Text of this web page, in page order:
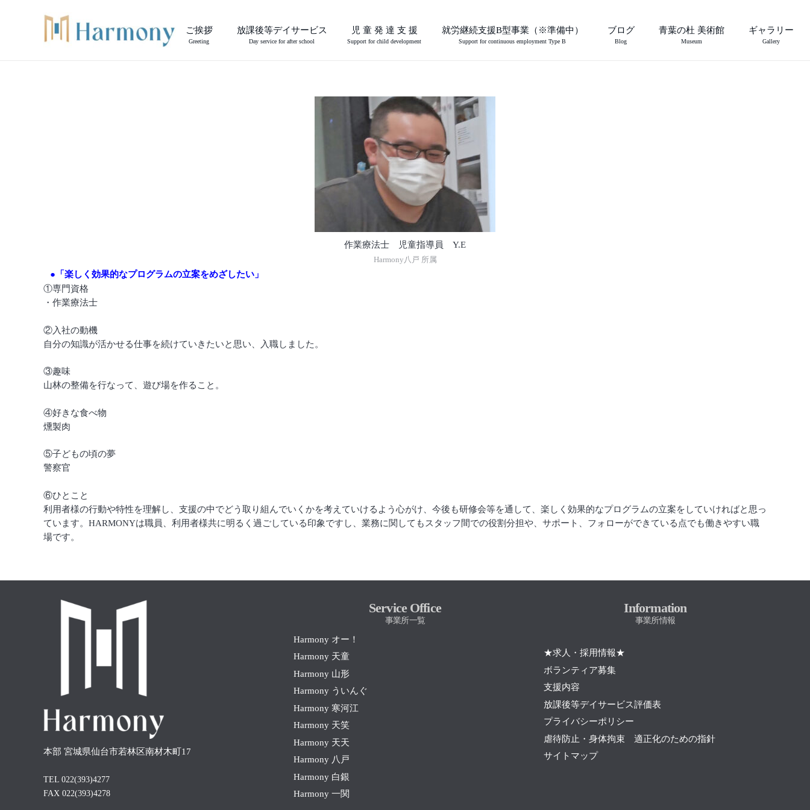
ご挨拶
Greeting
放課後等デイサービス
Day service for after school
児 童 発 達 支 援
Support for child development
就労継続支援B型事業（※準備中）
Support for continuous employment Type B
ブログ
Blog
青葉の杜 美術館
Museum
ギャラリー
Gallery
作業療法士 児童指導員 Y.E
Harmony八戸 所属
●「楽しく効果的なプログラムの立案をめざしたい」
①専門資格
・作業療法士
②入社の動機
自分の知識が活かせる仕事を続けていきたいと思い、入職しました。
③趣味
山林の整備を行なって、遊び場を作ること。
④好きな食べ物
燻製肉
⑤子どもの頃の夢
警察官
⑥ひとこと
利用者様の行動や特性を理解し、支援の中でどう取り組んでいくかを考えていけるよう心がけ、今後も研修会等を通して、楽しく効果的なプログラムの立案をしていければと思っ
ています。HARMONYは職員、利用者様共に明るく過ごしている印象ですし、業務に関してもスタッフ間での役割分担や、サポート、フォローができている点でも働きやすい職
場です。
本部 宮城県仙台市若林区南材木町17
TEL 022(393)4277
FAX 022(393)4278
Service Office
事業所一覧
Harmony オー！
Harmony 天童
Harmony 山形
Harmony ういんぐ
Harmony 寒河江
Harmony 天笑
Harmony 天天
Harmony 八戸
Harmony 白銀
Harmony 一関
Information
事業所情報
★求人・採用情報★
ボランティア募集
支援内容
放課後等デイサービス評価表
プライバシーポリシー
虐待防止・身体拘束 適正化のための指針
サイトマップ